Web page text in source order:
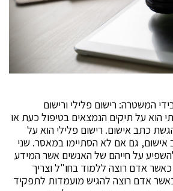
המשטרה: רישום פלילי ורישום
הוא על תיקים הנמצאים בטיפול כעת או
כתב אישום. רישום פלילי הוא על
גם אם לא הסתיימו במאסר. שני
להשפיע על חייהם של האנשים אשר המידע
אדם רוצה ללמוד בחו"ל וצריך
אדם רוצה להגיש מועמדות לתפקיד